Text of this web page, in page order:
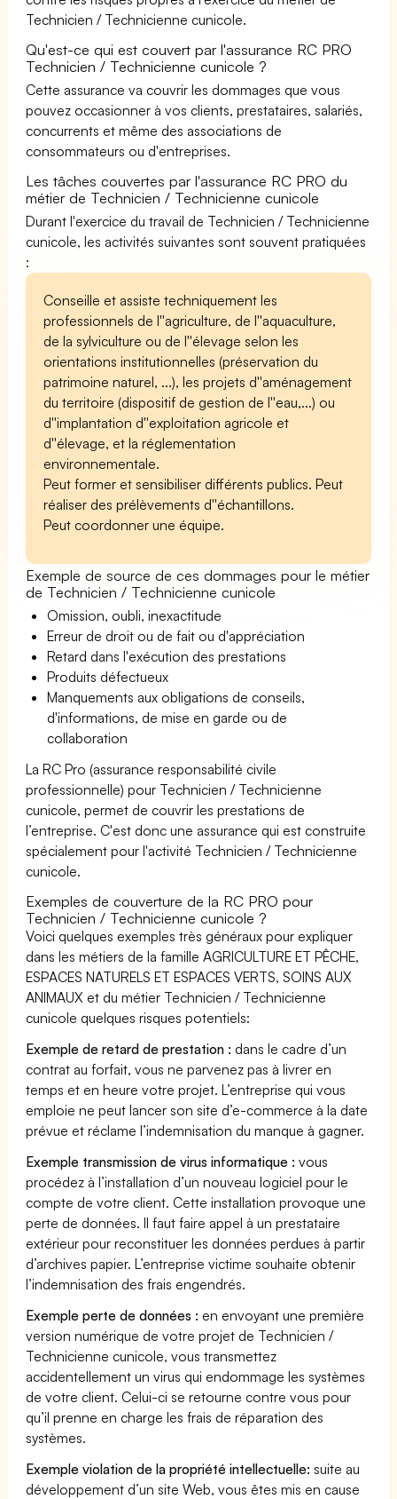
Technicien / Technicienne cunicole.
Qu'est-ce qui est couvert par l'assurance RC PRO
Technicien / Technicienne cunicole ?
Cette assurance va couvrir les dommages que vous
pouvez occasionner à vos clients, prestataires, salariés,
concurrents et même des associations de
consommateurs ou d'entreprises.
Les tâches couvertes par l'assurance RC PRO du
métier de Technicien / Technicienne cunicole
Durant l'exercice du travail de Technicien / Technicienne
cunicole, les activités suivantes sont souvent pratiquées
:
Conseille et assiste techniquement les
professionnels de l''agriculture, de l''aquaculture,
de la sylviculture ou de l''élevage selon les
orientations institutionnelles (préservation du
patrimoine naturel, ...), les projets d''aménagement
du territoire (dispositif de gestion de l''eau,...) ou
d''implantation d''exploitation agricole et
d''élevage, et la réglementation
environnementale.
Peut former et sensibiliser différents publics. Peut
réaliser des prélèvements d''échantillons.
Peut coordonner une équipe.
Exemple de source de ces dommages pour le métier
de Technicien / Technicienne cunicole
Omission, oubli, inexactitude
Erreur de droit ou de fait ou d'appréciation
Retard dans l'exécution des prestations
Produits défectueux
Manquements aux obligations de conseils,
d'informations, de mise en garde ou de
collaboration
La RC Pro (assurance responsabilité civile
professionnelle) pour Technicien / Technicienne
cunicole, permet de couvrir les prestations de
l’entreprise. C'est donc une assurance qui est construite
spécialement pour l'activité Technicien / Technicienne
cunicole.
Exemples de couverture de la RC PRO pour
Technicien / Technicienne cunicole ?
Voici quelques exemples très généraux pour expliquer
dans les métiers de la famille AGRICULTURE ET PÊCHE,
ESPACES NATURELS ET ESPACES VERTS, SOINS AUX
ANIMAUX et du métier Technicien / Technicienne
cunicole quelques risques potentiels:
Exemple de retard de prestation : dans le cadre d’un
contrat au forfait, vous ne parvenez pas à livrer en
temps et en heure votre projet. L’entreprise qui vous
emploie ne peut lancer son site d’e-commerce à la date
prévue et réclame l’indemnisation du manque à gagner.
Exemple transmission de virus informatique : vous
procédez à l’installation d’un nouveau logiciel pour le
compte de votre client. Cette installation provoque une
perte de données. Il faut faire appel à un prestataire
extérieur pour reconstituer les données perdues à partir
d’archives papier. L’entreprise victime souhaite obtenir
l’indemnisation des frais engendrés.
Exemple perte de données : en envoyant une première
version numérique de votre projet de Technicien /
Technicienne cunicole, vous transmettez
accidentellement un virus qui endommage les systèmes
de votre client. Celui-ci se retourne contre vous pour
qu’il prenne en charge les frais de réparation des
systèmes.
Exemple violation de la propriété intellectuelle: suite au
développement d’un site Web, vous êtes mis en cause